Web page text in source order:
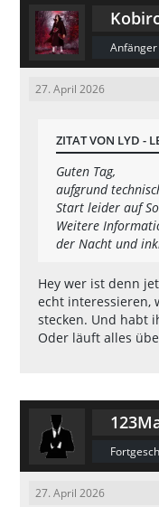
Anfänger
27. April 2026
ZITAT VON LYD -
Guten Tag,
aufgrund
Start leider auf
Weitere
der Nacht und
Hey wer ist denn
echt interessieren,
stecken. Und habt
Oder läuft alles
27. April 2026